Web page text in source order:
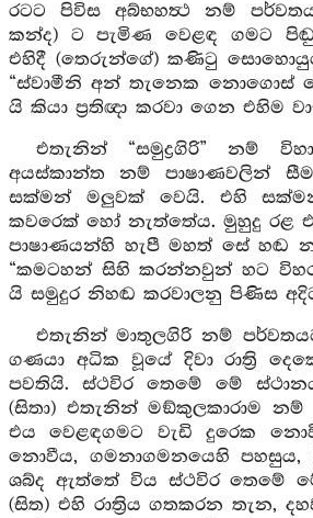
රටට පිවිස අබ්භහත්‍ථ නම්
කන්ද) ට පැමිණ වෙළඳ ගමට
එහිදී (තෙරුන්ගේ) කණිටු
“ස්වාමීනි අන් තැනෙක නොගොස්
යි කියා ප්‍රතිඥා කරවා ගෙන එහිම
එතැනින් “සමුද්‍රගිරි” නම්
අයස්කාන්ත නම් පාෂාණවලින්
සක්මන් මලුවක් වෙයි. එහි
කවරෙක් හෝ නැත්තේය. මුහුදු රළ
පාෂාණයන්හි හැපී මහත් සේ හඬ
“කමටහන් සිහි කරන්නවුන් හට
යි සමුදුර නිහඬ කරවාලනු පිණිස
එතැනින් මාතුලගිරි නම්
ගණයා අධික වූයේ දිවා රාත්‍රි
පවතියි. ස්ථවිර තෙමේ මේ
(සිතා) එතැනින් මඞ්කුලකාරාම නම්
එය වෙළඳගමට වැඩි දුරෙක
නොවීය, ගමනාගමනයෙහි පහසුය,
ශබ්ද ඇත්තේ විය ස්ථවිර තෙමේ
(සිත) එහි රාත්‍රිය ගතකරන තැන,